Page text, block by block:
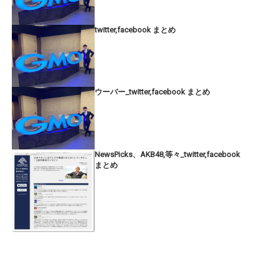
twitter,facebook まとめ
ウーバー_twitter,facebook まとめ
NewsPicks、AKB48,等々_twitter,facebook
まとめ